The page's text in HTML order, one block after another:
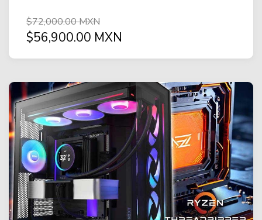
$72,000.00 MXN
$56,900.00 MXN